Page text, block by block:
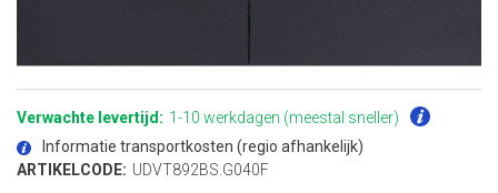
naar
begin
de
afbeeldingen-
Verwachte levertijd: 1-10 werkdagen (meestal sneller)
Informatie transportkosten (regio afhankelijk)
ARTIKELCODE: UDVT892BS.G040F